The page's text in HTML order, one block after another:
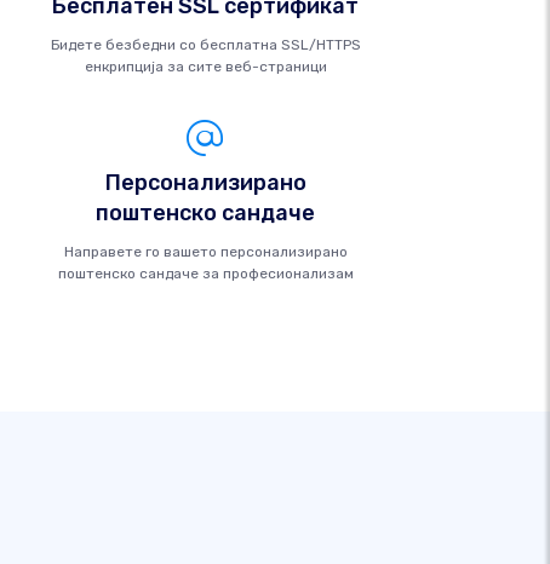
Бесплатен SSL сертификат
Бидете безбедни со бесплатна SSL/HTTPS
енкрипција за сите веб-страници
Персонализирано
поштенско сандаче
Направете го вашето персонализирано
поштенско сандаче за професионализам